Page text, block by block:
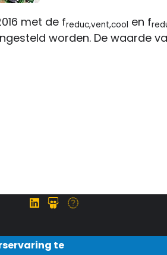
met de freduc,vent,cool en f
worden. De waarde
te